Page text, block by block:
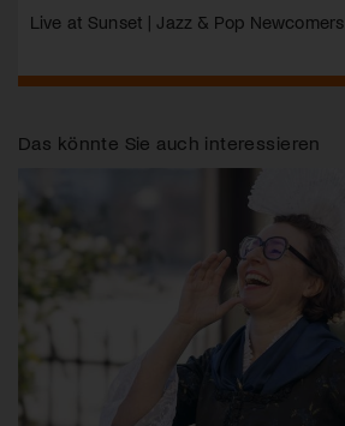
Live at Sunset | Jazz & Pop Newcomers
Das könnte Sie auch interessieren